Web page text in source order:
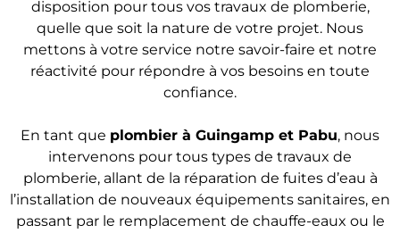
disposition pour tous vos travaux de plomberie,
quelle que soit la nature de votre projet. Nous
mettons à votre service notre savoir-faire et notre
réactivité pour répondre à vos besoins en toute
confiance.
En tant que plombier à Guingamp et Pabu, nous
intervenons pour tous types de travaux de
plomberie, allant de la réparation de fuites d’eau à
l’installation de nouveaux équipements sanitaires, en
passant par le remplacement de chauffe-eaux ou le